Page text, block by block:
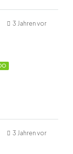
3 Jahren vor
3 Jahren vor